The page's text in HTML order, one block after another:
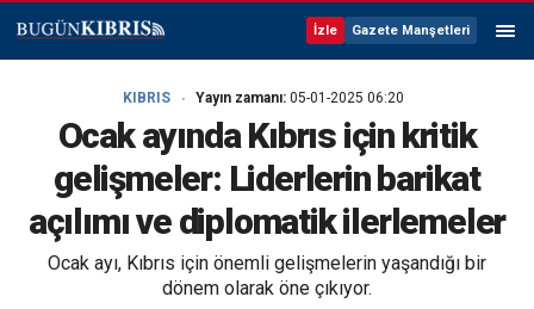
İzle Gazete Manşetleri
KIBRIS Yayın zamanı: 05-01-2025 06:20
Ocak ayında Kıbrıs için kritik
gelişmeler: Liderlerin barikat
açılımı ve diplomatik ilerlemeler
Ocak ayı, Kıbrıs için önemli gelişmelerin yaşandığı bir
dönem olarak öne çıkıyor.